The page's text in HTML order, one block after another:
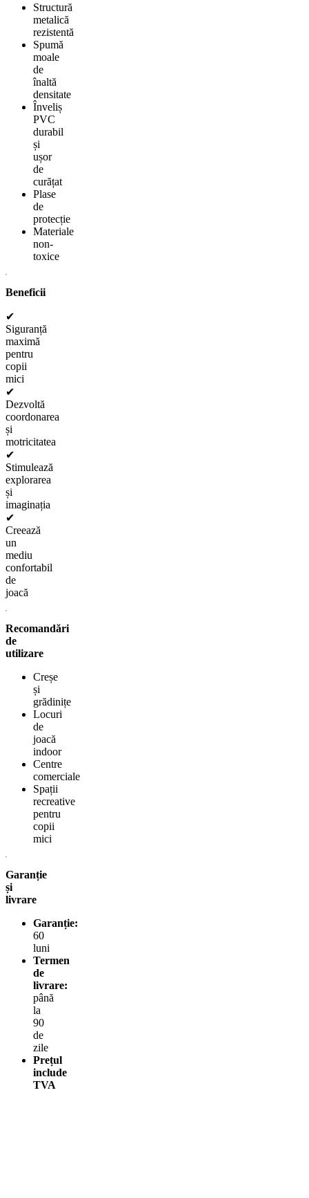
Structură
metalică
rezistentă
Spumă
moale
de
înaltă
densitate
Înveliș
PVC
durabil
și
ușor
de
curățat
Plase
de
protecție
Materiale
non-
toxice
Beneficii
✔
Siguranță
maximă
pentru
copii
mici
✔
Dezvoltă
coordonarea
și
motricitatea
✔
Stimulează
explorarea
și
imaginația
✔
Creează
un
mediu
confortabil
de
joacă
Recomandări
de
utilizare
Creșe
și
grădinițe
Locuri
de
joacă
indoor
Centre
comerciale
Spații
recreative
pentru
copii
mici
Garanție
și
livrare
Garanție:
60
luni
Termen
de
livrare:
până
la
90
de
zile
Prețul
include
TVA